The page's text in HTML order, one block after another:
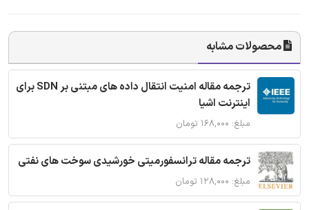
محصولات مشابه
ترجمه مقاله امنیت انتقال داده های مبتنی بر SDN برای
اینترنت اشیا
مبلغ: ۱۶۸,۰۰۰ تومان
ترجمه مقاله ترانسفورمیتی خورشیدی سوخت های نفتی
مبلغ: ۱۲۸,۰۰۰ تومان